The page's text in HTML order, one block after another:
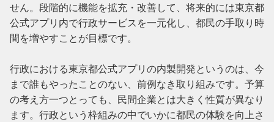
せん。段階的に機能を拡充・改善して、将来的には東京都
公式アプリ内で行政サービスを一元化し、都民の手取り時
間を増やすことが目標です。
行政における東京都公式アプリの内製開発というのは、今
まで誰もやったことのない、前例なき取り組みです。予算
の考え方一つとっても、民間企業とは大きく性質が異なり
ます。行政という枠組みの中でいかに都民の体験を向上さ